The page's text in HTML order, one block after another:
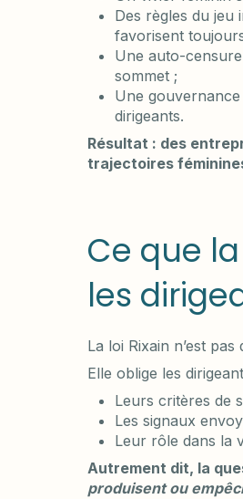
Des règles du jeu
favorisent
Une auto-
sommet ;
Une gouvernance
dirigeants.
Résultat : des
trajectoires
Ce que
les
La loi Rixain n’est
Elle oblige les
Leurs critères de
Les signaux
Leur rôle dans la
Autrement dit, la
produisent ou